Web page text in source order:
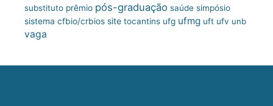
substituto prêmio pós-graduação saúde simpósio
sistema cfbio/crbios site tocantins ufg ufmg uft ufv unb
vaga